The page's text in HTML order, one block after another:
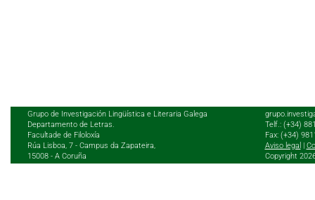
Grupo de Investigación Lingüística e Literaria Galega
Departamento de Letras.
Facultade de Filoloxía
Rúa Lisboa, 7 - Campus da Zapateira,
15008 - A Coruña
Telf.: (+34)
Fax: (+34)
Aviso legal
Copyright